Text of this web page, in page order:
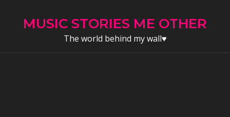
MUSIC STORIES ME OTHER
The world behind my wall♥